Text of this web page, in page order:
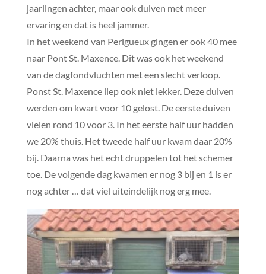
jaarlingen achter, maar ook duiven met meer
ervaring en dat is heel jammer.
In het weekend van Perigueux gingen er ook 40 mee
naar Pont St. Maxence. Dit was ook het weekend
van de dagfondvluchten met een slecht verloop.
Ponst St. Maxence liep ook niet lekker. Deze duiven
werden om kwart voor 10 gelost. De eerste duiven
vielen rond 10 voor 3. In het eerste half uur hadden
we 20% thuis. Het tweede half uur kwam daar 20%
bij. Daarna was het echt druppelen tot het schemer
toe. De volgende dag kwamen er nog 3 bij en 1 is er
nog achter … dat viel uiteindelijk nog erg mee.